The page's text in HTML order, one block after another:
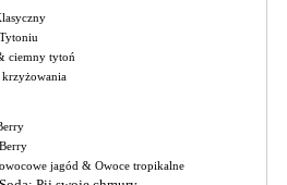
ciemny tytoń
jagód & Owoce tropikalne